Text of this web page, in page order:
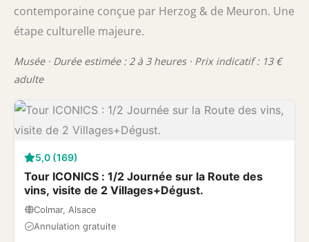
contemporaine conçue par Herzog & de Meuron. Une
étape culturelle majeure.
Musée · Durée estimée : 2 à 3 heures · Prix indicatif : 13 €
adulte
5,0 (169)
Tour ICONICS : 1/2 Journée sur la Route des
vins, visite de 2 Villages+Dégust.
Colmar, Alsace
Annulation gratuite